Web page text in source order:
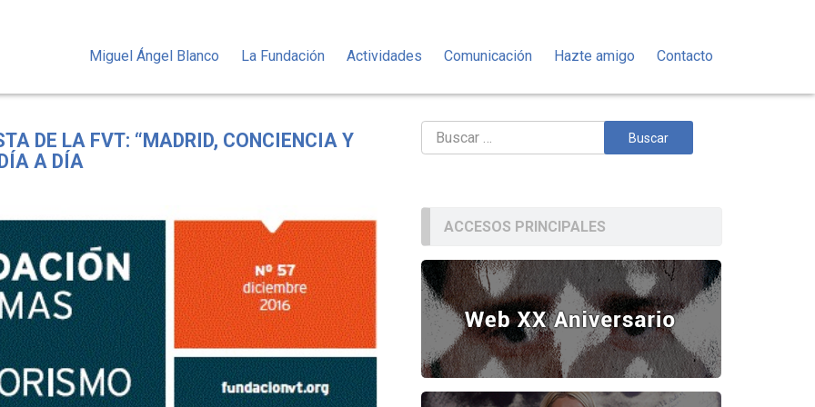
Miguel Ángel Blanco La Fundación Actividades Comunicación Hazte amigo Contacto
DE LA FVT: “MADRID, CONCIENCIA Y
A DÍA
Buscar:
ACCESOS PRINCIPALES